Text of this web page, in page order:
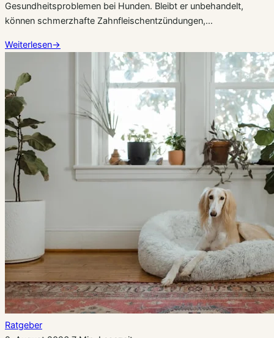
Gesundheitsproblemen bei Hunden. Bleibt er unbehandelt,
können schmerzhafte Zahnfleischentzündungen,…
Weiterlesen→
Ratgeber